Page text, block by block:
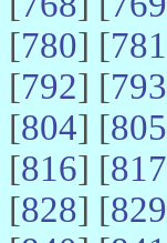
[780] [781
[792] [793
[804] [805
[816] [817
[828] [829